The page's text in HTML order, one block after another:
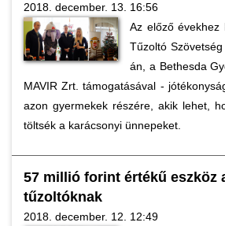
2018. december. 13. 16:56
Az előző évekhez
Tűzoltó
án, a Bethesda
MAVIR Zrt. támogatásával -
azon gyermekek részére, akik lehet,
töltsék a karácsonyi ünnepeket.
57 millió forint értékű eszköz
tűzoltóknak
2018. december. 12. 12:49